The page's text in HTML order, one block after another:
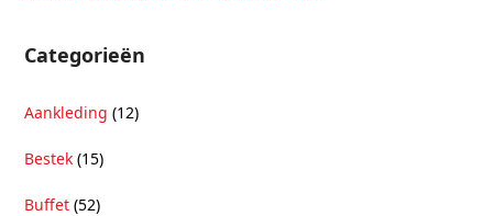
Categorieën
Aankleding (12)
Bestek (15)
Buffet (52)